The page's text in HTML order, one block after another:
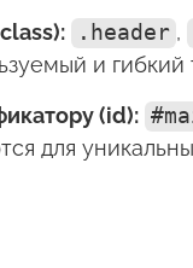
.header ,
и гибкий
(id):
для